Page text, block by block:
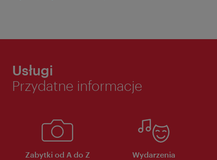
Usługi
Przydatne informacje
Zabytki od A do Z Wydarzenia